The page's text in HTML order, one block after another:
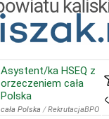
Asystent/ka HSEQ z
orzeczeniem cała
Polska
cała Polska /RekrutacjaBPO